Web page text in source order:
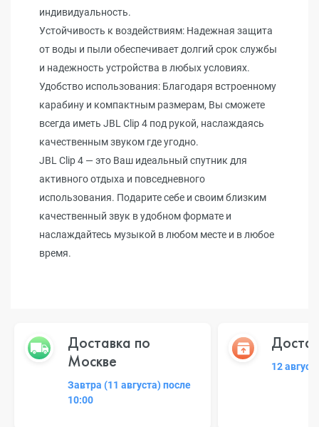
индивидуальность.
Устойчивость к воздействиям: Надежная защита
от воды и пыли обеспечивает долгий срок службы
и надежность устройства в любых условиях.
Удобство использования: Благодаря встроенному
карабину и компактным размерам, Вы сможете
всегда иметь JBL Clip 4 под рукой, наслаждаясь
качественным звуком где угодно.
JBL Clip 4 — это Ваш идеальный спутник для
активного отдыха и повседневного
использования. Подарите себе и своим близким
качественный звук в удобном формате и
наслаждайтесь музыкой в любом месте и в любое
время.
Доставка по
Москве
Завтра (11 августа) после
10:00
12